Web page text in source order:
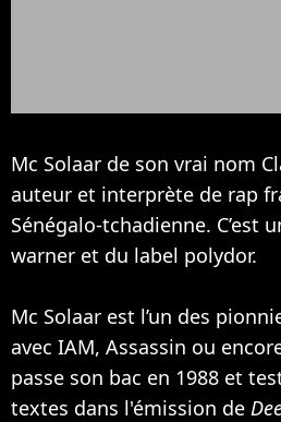
Mc Solaar de son vrai nom
auteur et interprète de rap
Sénégalo-tchadienne. C’est
warner et du label polydor.
Mc Solaar est l’un des
avec IAM, Assassin ou
passe son bac en 1988 et
textes dans l'émission de